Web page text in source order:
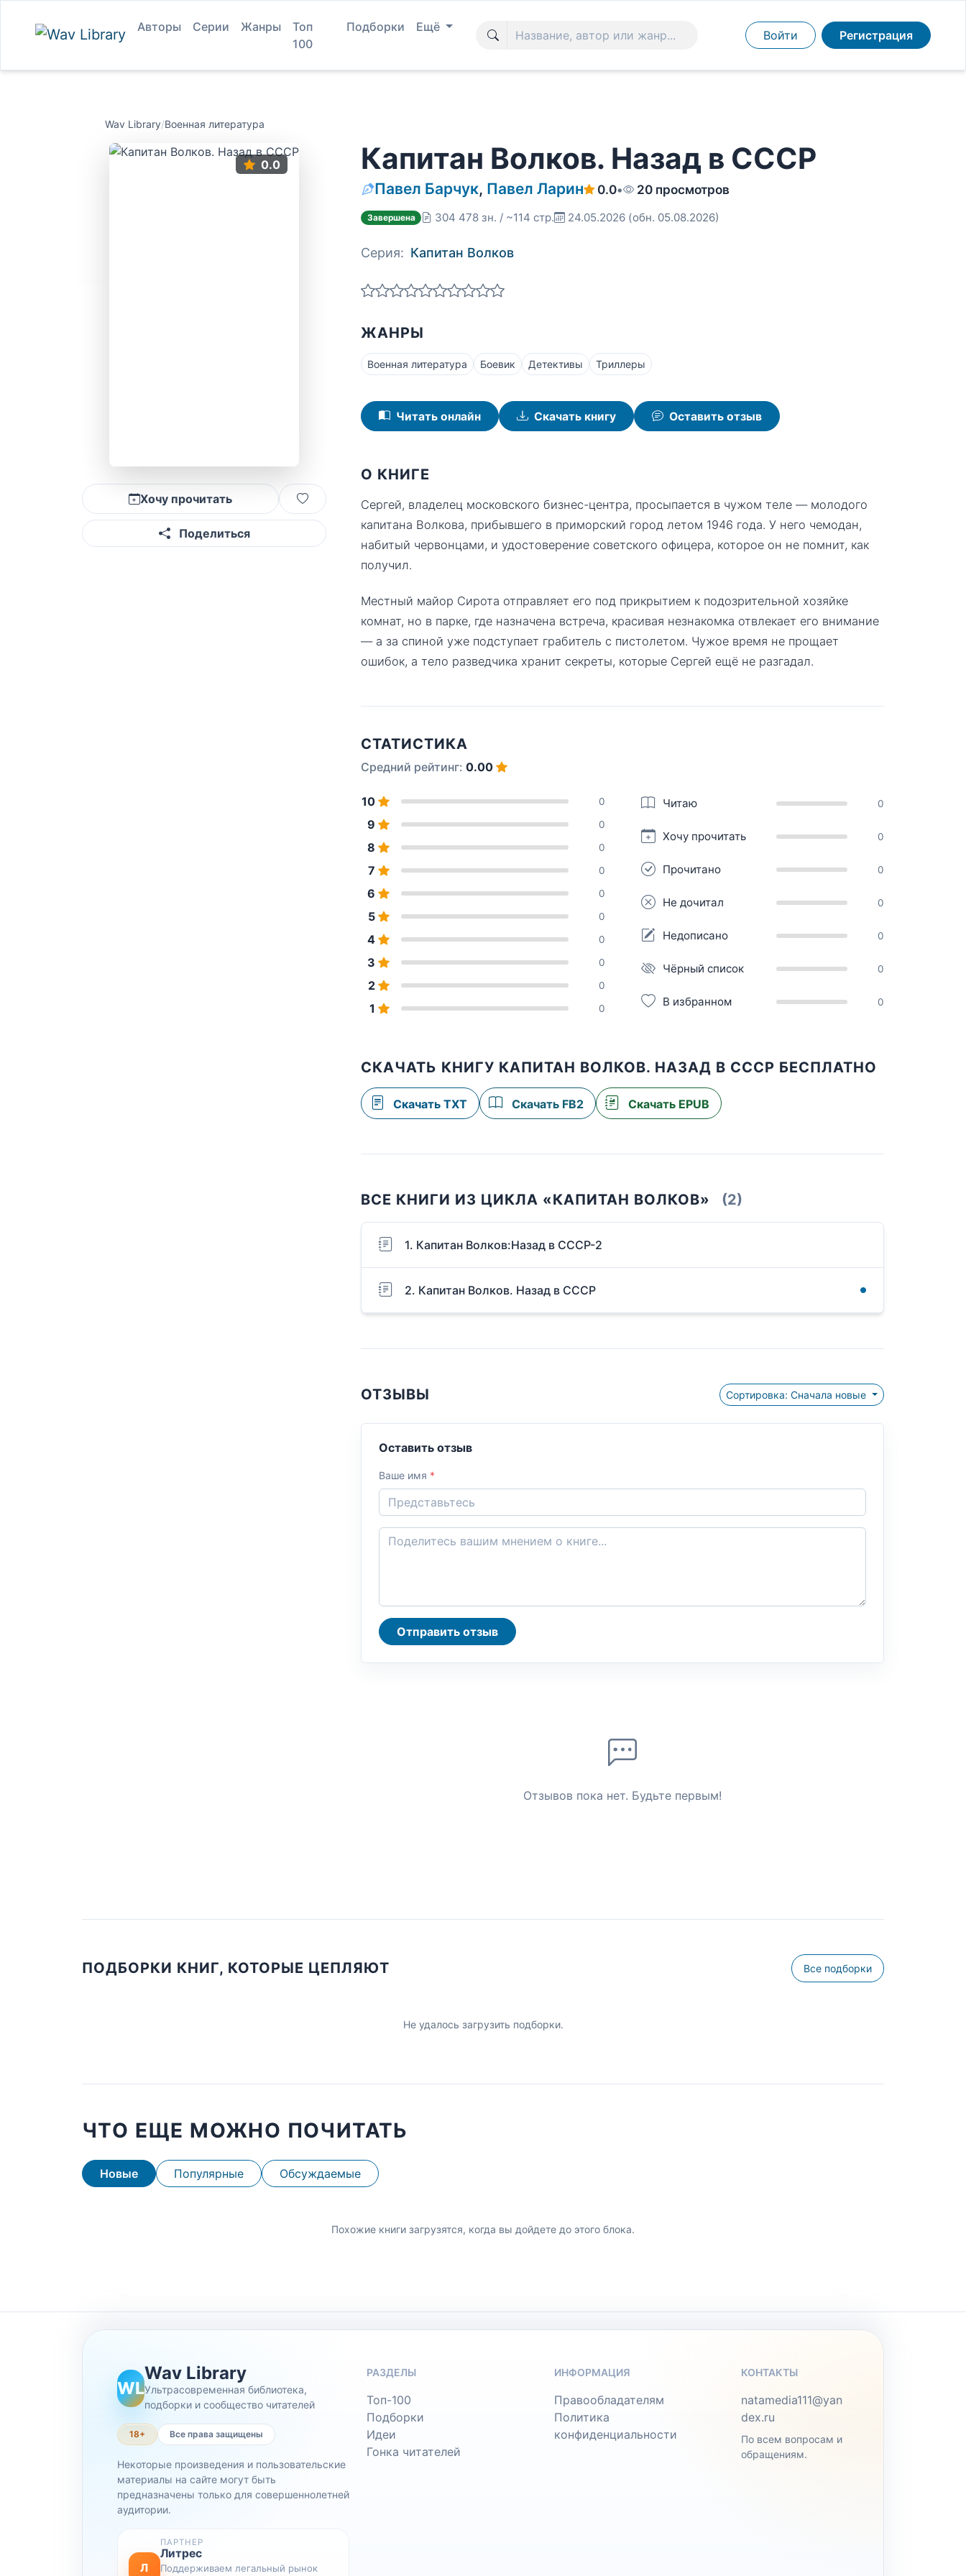
Авторы Серии Жанры
Топ
100
Подборки Ещё
Войти Регистрация
Wav Library/Военная литература
0.0
Хочу прочитать
Поделиться
Капитан Волков. Назад в СССР
Павел Барчук, Павел Ларин 0.0• 20 просмотров
Завершена 304 478 зн. / ~114 стр. 24.05.2026 (обн. 05.08.2026)
Серия: Капитан Волков
ЖАНРЫ
Военная литература Боевик Детективы Триллеры
Читать онлайн Скачать книгу Оставить отзыв
О КНИГЕ
Сергей, владелец московского бизнес-центра, просыпается в чужом теле — молодого
капитана Волкова, прибывшего в приморский город летом 1946 года. У него чемодан,
набитый червонцами, и удостоверение советского офицера, которое он не помнит, как
получил.
Местный майор Сирота отправляет его под прикрытием к подозрительной хозяйке
комнат, но в парке, где назначена встреча, красивая незнакомка отвлекает его внимание
— а за спиной уже подступает грабитель с пистолетом. Чужое время не прощает
ошибок, а тело разведчика хранит секреты, которые Сергей ещё не разгадал.
СТАТИСТИКА
Средний рейтинг: 0.00
10 0
9 0
8 0
7 0
6 0
5 0
4 0
3 0
2 0
1 0
Читаю 0
Хочу прочитать 0
Прочитано 0
Не дочитал 0
Недописано 0
Чёрный список 0
В избранном 0
СКАЧАТЬ КНИГУ КАПИТАН ВОЛКОВ. НАЗАД В СССР БЕСПЛАТНО
Скачать TXT Скачать FB2 Скачать EPUB
ВСЕ КНИГИ ИЗ ЦИКЛА «КАПИТАН ВОЛКОВ» (2)
1. Капитан Волков:Назад в СССР-2
2. Капитан Волков. Назад в СССР
ОТЗЫВЫ Сортировка: Сначала новые
Оставить отзыв
Ваше имя *
Отправить отзыв
Отзывов пока нет. Будьте первым!
ПОДБОРКИ КНИГ, КОТОРЫЕ ЦЕПЛЯЮТ Все подборки
Не удалось загрузить подборки.
ЧТО ЕЩЕ МОЖНО ПОЧИТАТЬ
Новые Популярные Обсуждаемые
Похожие книги загрузятся, когда вы дойдете до этого блока.
WL
Wav Library
Ультрасовременная библиотека,
подборки и сообщество читателей
18+ Все права защищены
Некоторые произведения и пользовательские
материалы на сайте могут быть
предназначены только для совершеннолетней
аудитории.
Л
ПАРТНЕР
Литрес
Поддерживаем легальный рынок
РАЗДЕЛЫ
Топ-100
Подборки
Идеи
Гонка читателей
ИНФОРМАЦИЯ
Правообладателям
Политика
конфиденциальности
КОНТАКТЫ
natamedia111@yan
dex.ru
По всем вопросам и
обращениям.